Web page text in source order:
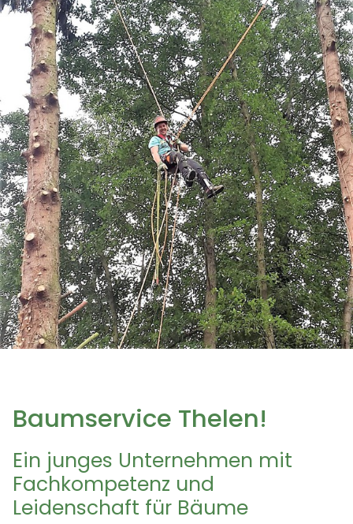
Baumservice Thelen!
Ein junges Unternehmen mit
Fachkompetenz und
Leidenschaft für Bäume